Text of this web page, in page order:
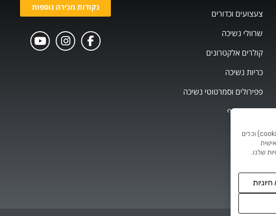
צעצועים וכדורים
שרוולי נשיכה
קולרים אלקטרונים
כריות נשיכה
פפירולים וסמרטוטי נשיכה
מוצרי אילוף
נקודות מכירה נוספות
לידיעתכם, באתר זה נעשה שימוש ב"קבצי עוגיות" (cookies) וכלים
שלנו.